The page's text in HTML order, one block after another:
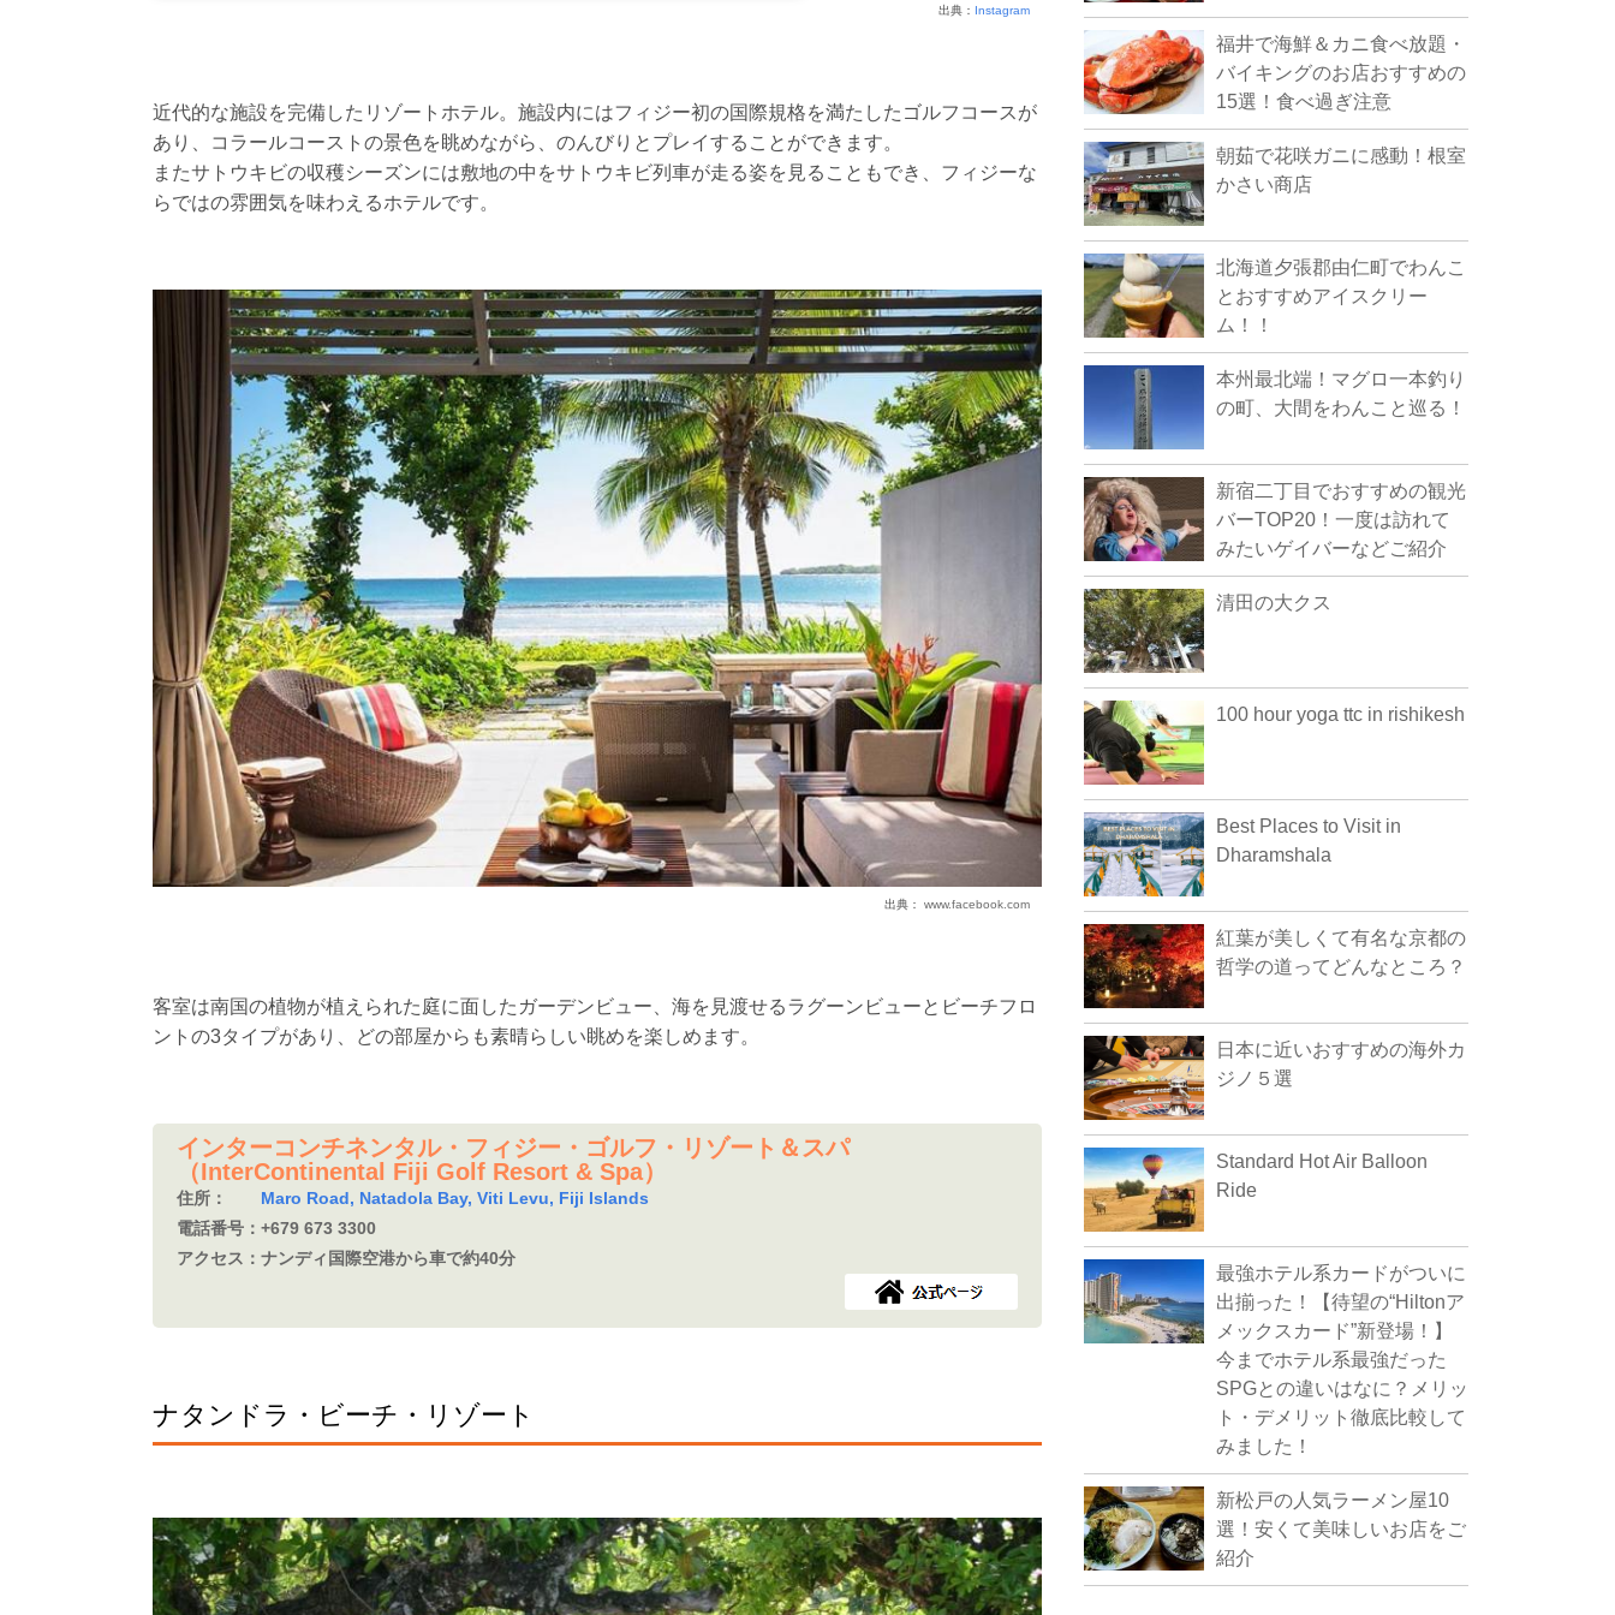
出典： Instagram
近代的な施設を完備したリゾートホテル。施設内にはフィジー初の国際規格を満たしたゴルフコースが
あり、コラールコーストの景色を眺めながら、のんびりとプレイすることができます。
またサトウキビの収穫シーズンには敷地の中をサトウキビ列車が走る姿を見ることもでき、フィジーな
らではの雰囲気を味わえるホテルです。
出典： www.facebook.com
客室は南国の植物が植えられた庭に面したガーデンビュー、海を見渡せるラグーンビューとビーチフロ
ントの3タイプがあり、どの部屋からも素晴らしい眺めを楽しめます。
インターコンチネンタル・フィジー・ゴルフ・リゾート＆スパ
（InterContinental Fiji Golf Resort & Spa）
住所：
Maro Road, Natadola Bay, Viti Levu, Fiji Islands
電話番号： +679 673 3300
アクセス： ナンディ国際空港から車で約40分
ナタンドラ・ビーチ・リゾート
福井で海鮮＆カニ食べ放題・
バイキングのお店おすすめの
15選！食べ過ぎ注意
朝茹で花咲ガニに感動！根室
かさい商店
北海道夕張郡由仁町でわんこ
とおすすめアイスクリー
ム！！
本州最北端！マグロ一本釣り
の町、大間をわんこと巡る！
新宿二丁目でおすすめの観光
バーTOP20！一度は訪れて
みたいゲイバーなどご紹介
清田の大クス
100 hour yoga ttc in rishikesh
Best Places to Visit in
Dharamshala
紅葉が美しくて有名な京都の
哲学の道ってどんなところ？
日本に近いおすすめの海外カ
ジノ５選
Standard Hot Air Balloon
Ride
最強ホテル系カードがついに
出揃った！【待望の“Hiltonア
メックスカード”新登場！】
今までホテル系最強だった
SPGとの違いはなに？メリッ
ト・デメリット徹底比較して
みました！
新松戸の人気ラーメン屋10
選！安くて美味しいお店をご
紹介